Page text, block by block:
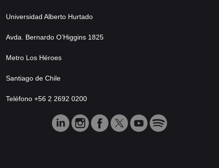
Universidad Alberto Hurtado
Avda. Bernardo O’Higgins 1825
Metro Los Héroes
Santiago de Chile
Teléfono +56 2 2692 0200